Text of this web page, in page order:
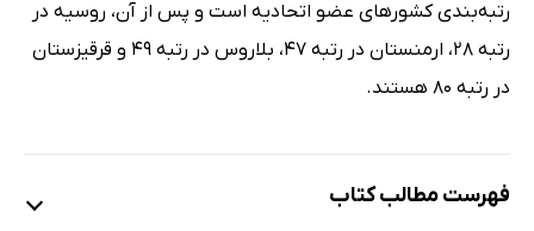
رتبه‌بندی کشورهای عضو اتحادیه است و پس از آن، روسیه در
رتبه 28، ارمنستان در رتبه 47، بلاروس در رتبه 49 و قرقیزستان
در رتبه 80 هستند.
فهرست مطالب کتاب